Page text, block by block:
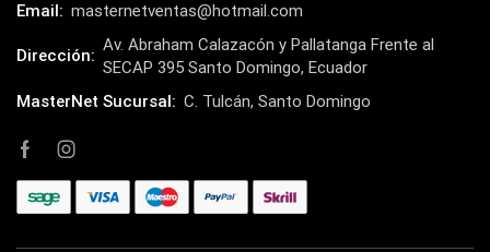
Email: masternetventas@hotmail.com
Dirección:
Av. Abraham Calazacón y Pallatanga Frente al
SECAP 395 Santo Domingo, Ecuador
MasterNet Sucursal: C. Tulcán, Santo Domingo